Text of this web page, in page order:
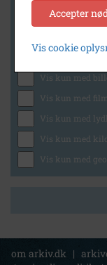
Generelt
Vis kun med
Vis kun med
Vis kun med
Vis kun med
Vis kun med
om arkiv.dk |
Accepter
Vis cookie